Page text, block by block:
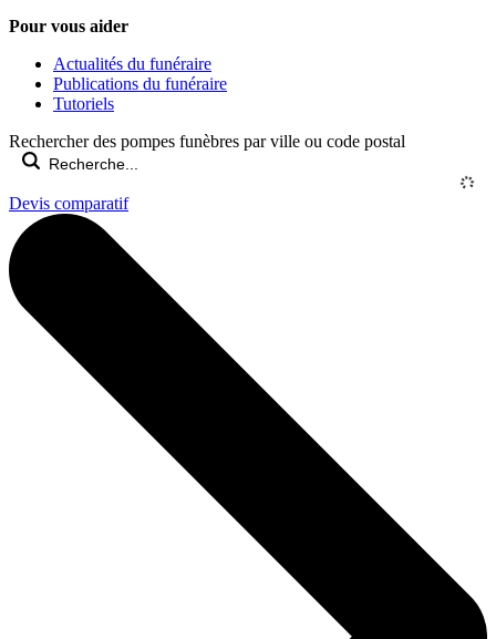
Pour vous aider
Actualités du funéraire
Publications du funéraire
Tutoriels
Rechercher des pompes funèbres par ville ou code postal
Devis comparatif